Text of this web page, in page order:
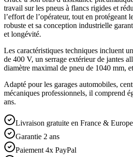
travail sur les pneus à flancs rigides et
l’effort de l’opérateur, tout en protégeant
robuste et sa conception industrielle
et longévité.
Les caractéristiques techniques incluent
de 400 V, un serrage extérieur de jantes
diamètre maximal de pneu de 1040 mm,
Adapté pour les garages automobiles,
mécaniques professionnels, il comprend
ans.
Livraison gratuite en France &
Garantie 2 ans
Paiement 4x PayPal